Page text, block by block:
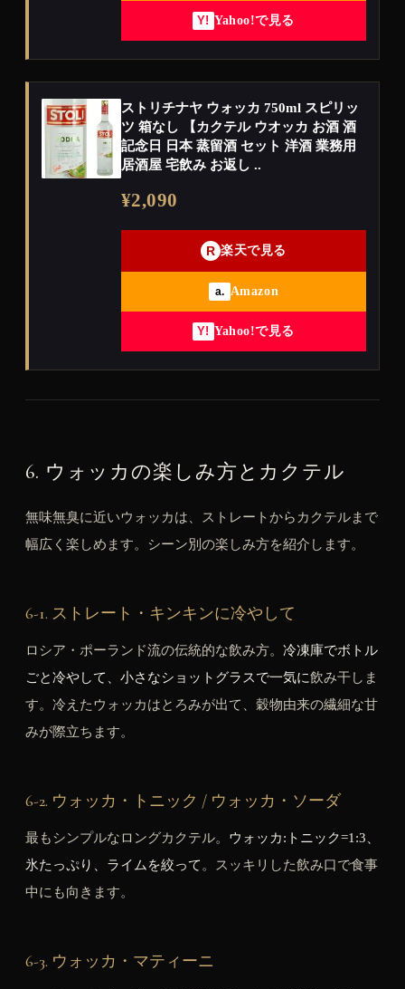
Y! Yahoo!で見る
ストリチナヤ ウォッカ 750ml スピリッ
ツ 箱なし 【カクテル ウオッカ お酒 酒
記念日 日本 蒸留酒 セット 洋酒 業務用
居酒屋 宅飲み お返し ..
¥2,090
R 楽天で見る
a. Amazon
Y! Yahoo!で見る
6. ウォッカの楽しみ方とカクテル
無味無臭に近いウォッカは、ストレートからカクテルまで
幅広く楽しめます。シーン別の楽しみ方を紹介します。
6-1. ストレート・キンキンに冷やして
ロシア・ポーランド流の伝統的な飲み方。 冷凍庫でボトル
ごと冷やして、小さなショットグラスで一気に飲み干しま
す。冷えたウォッカはとろみが出て、穀物由来の繊細な甘
みが際立ちます。
6-2. ウォッカ・トニック / ウォッカ・ソーダ
最もシンプルなロングカクテル。 ウォッカ:トニック=1:3、
氷たっぷり、ライムを絞って 。スッキリした飲み口で食事
中にも向きます。
6-3. ウォッカ・マティーニ